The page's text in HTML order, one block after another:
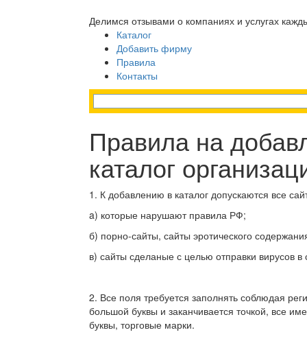
Делимся отзывами о компаниях и услугах
Каталог
Добавить фирму
Правила
Контакты
Правила на
каталог
1. К добавлению в каталог допускаются все
a) которые нарушают правила РФ;
б) порно-сайты, сайты эротического
в) сайты сделаные с целью отправки вирусов в
2. Все поля требуется заполнять соблюдая
большой буквы и заканчивается точкой, все
буквы, торговые марки.